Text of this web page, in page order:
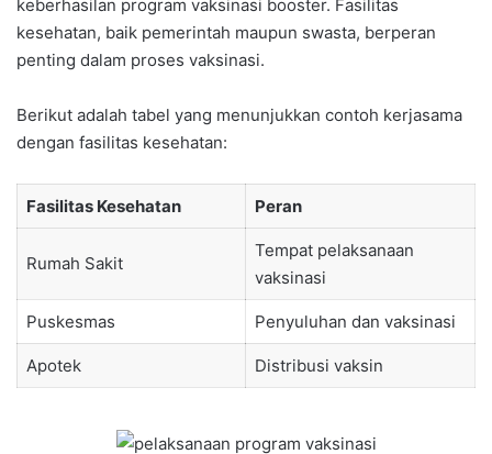
keberhasilan program vaksinasi booster. Fasilitas
kesehatan, baik pemerintah maupun swasta, berperan
penting dalam proses vaksinasi.
Berikut adalah tabel yang menunjukkan contoh kerjasama
dengan fasilitas kesehatan:
Fasilitas Kesehatan Peran
Rumah Sakit
Tempat pelaksanaan
vaksinasi
Puskesmas Penyuluhan dan vaksinasi
Apotek Distribusi vaksin